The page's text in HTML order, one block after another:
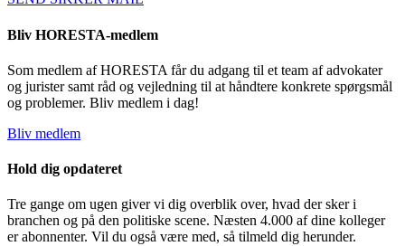
Bliv HORESTA-medlem
Som medlem af HORESTA får du adgang til et team af advokater
og jurister samt råd og vejledning til at håndtere konkrete spørgsmål
og problemer. Bliv medlem i dag!
Bliv medlem
Hold dig opdateret
Tre gange om ugen giver vi dig overblik over, hvad der sker i
branchen og på den politiske scene. Næsten 4.000 af dine kolleger
er abonnenter. Vil du også være med, så tilmeld dig herunder.